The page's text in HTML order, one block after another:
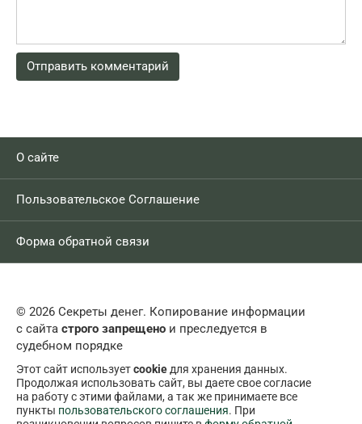
О сайте
Пользовательское Соглашение
Форма обратной связи
© 2026 Секреты денег. Копирование информации
с сайта строго запрещено и преследуется в
судебном порядке
Этот сайт используетcookieдля хранения данных.
Продолжая использовать сайт, вы даете свое согласие
на работу с этими файлами, а так же принимаете все
пункты пользовательского соглашения. При